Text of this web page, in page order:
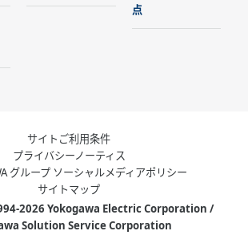
点
サイトご利用条件
プライバシーノーティス
グループ ソーシャルメディアポリシー
サイトマップ
2026 Yokogawa Electric Corporation /
Solution Service Corporation